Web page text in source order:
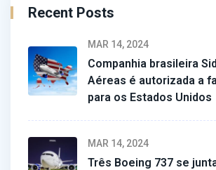
Recent Posts
MAR 14, 2024
Companhia brasileira
Aéreas é autorizada a
para os Estados Unidos
MAR 14, 2024
Três Boeing 737 se